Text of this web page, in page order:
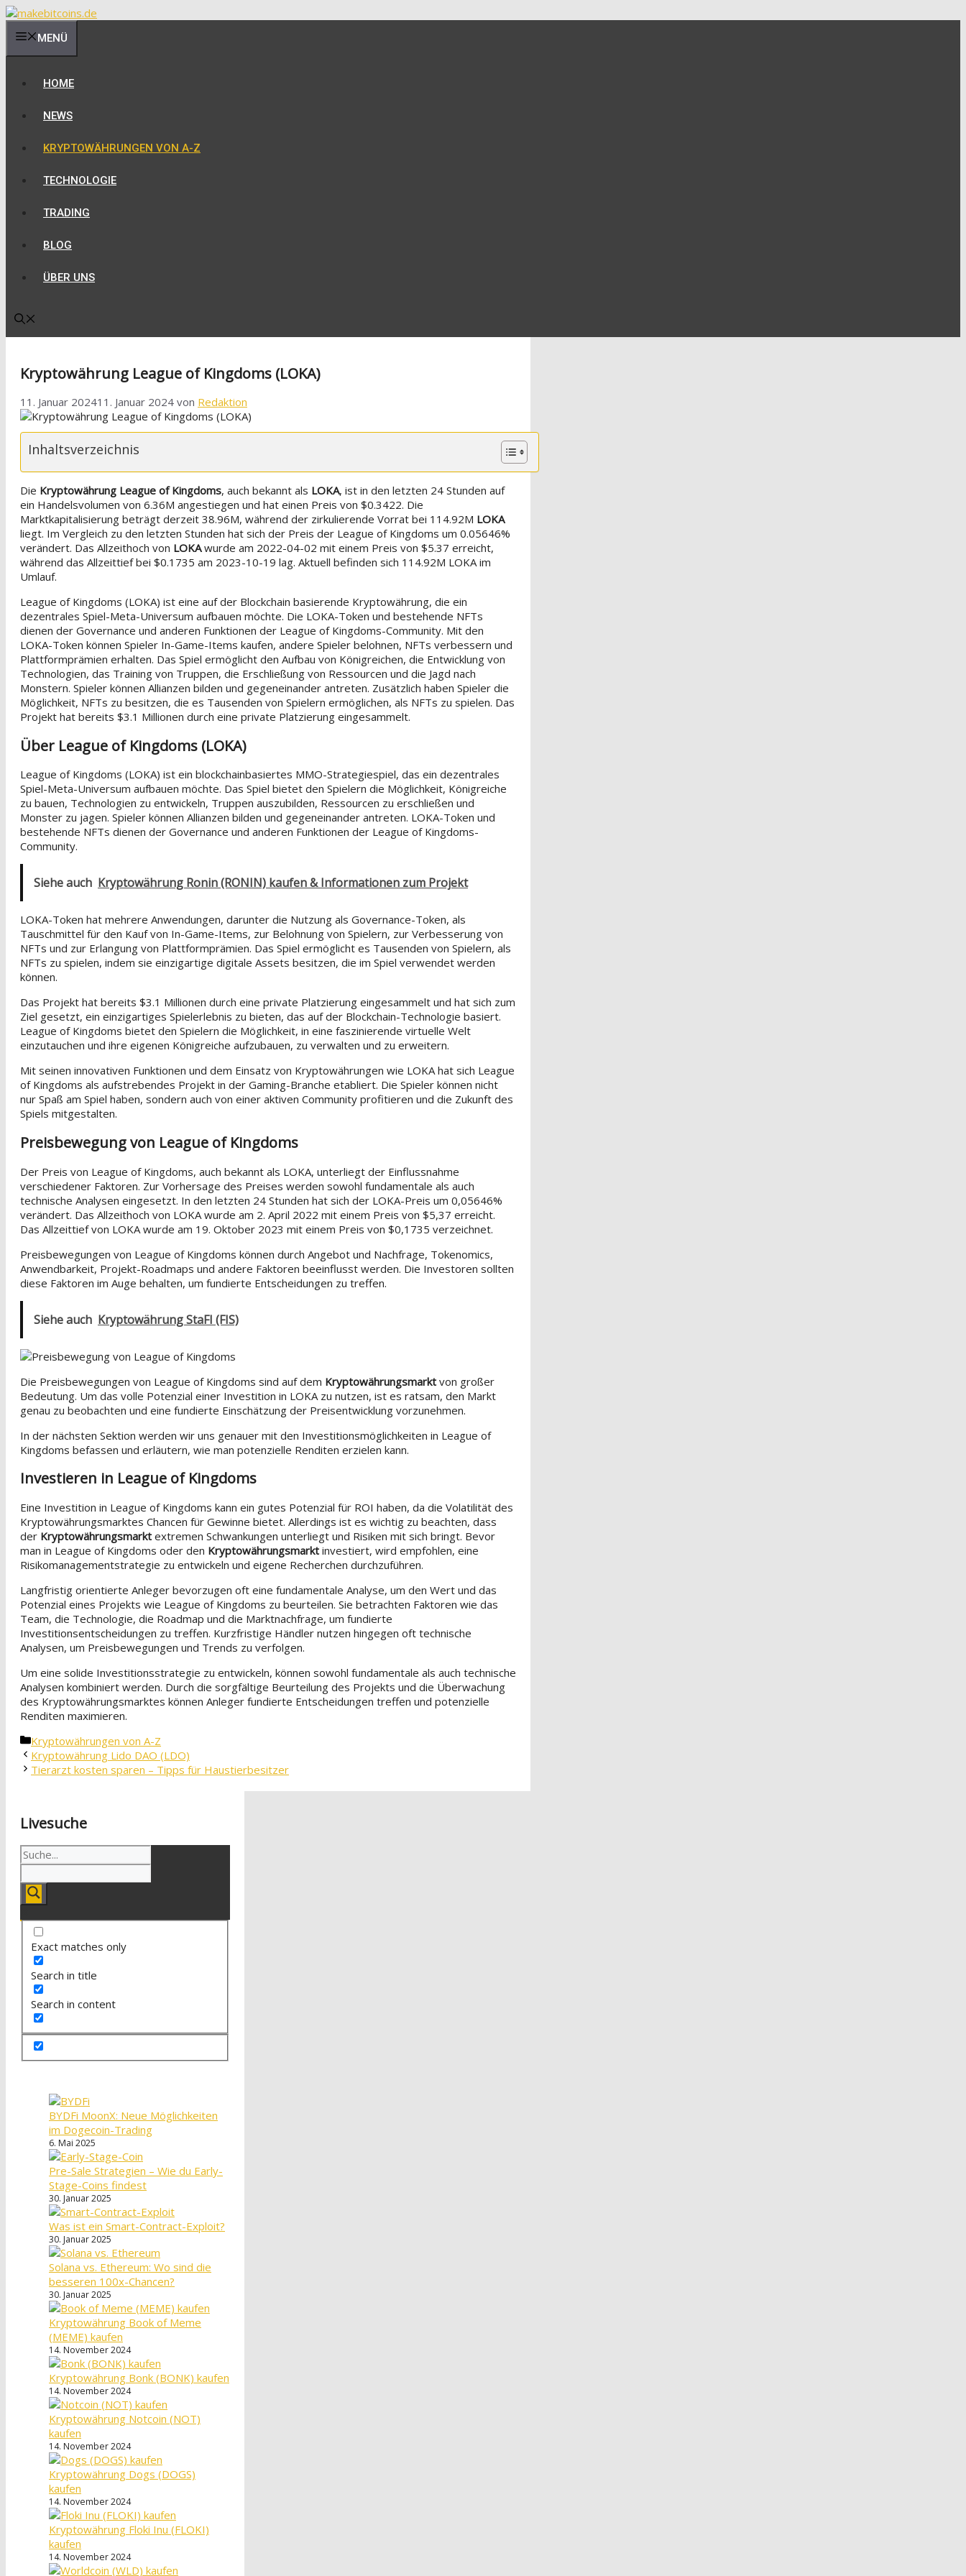
Zum
springenMENÜ
HOME
NEWS
KRYPTOWÄHRUNGEN VON A-Z
TECHNOLOGIE
TRADING
BLOG
ÜBER UNS
Kryptowährung League of Kingdoms (LOKA)
11. Januar 202411. Januar 2024 von Redaktion
Inhaltsverzeichnis
Die Kryptowährung League of Kingdoms, auch bekannt als LOKA, ist in den letzten 24 Stunden auf
ein Handelsvolumen von 6.36M angestiegen und hat einen Preis von $0.3422. Die
Marktkapitalisierung beträgt derzeit 38.96M, während der zirkulierende Vorrat bei 114.92M LOKA
liegt. Im Vergleich zu den letzten Stunden hat sich der Preis der League of Kingdoms um 0.05646%
verändert. Das Allzeithoch von LOKAwurde am 2022-04-02 mit einem Preis von $5.37 erreicht,
während das Allzeittief bei $0.1735 am 2023-10-19 lag. Aktuell befinden sich 114.92M LOKA im
Umlauf.
League of Kingdoms (LOKA) ist eine auf der Blockchain basierende Kryptowährung, die ein
dezentrales Spiel-Meta-Universum aufbauen möchte. Die LOKA-Token und bestehende NFTs
dienen der Governance und anderen Funktionen der League of Kingdoms-Community. Mit den
LOKA-Token können Spieler In-Game-Items kaufen, andere Spieler belohnen, NFTs verbessern und
Plattformprämien erhalten. Das Spiel ermöglicht den Aufbau von Königreichen, die Entwicklung von
Technologien, das Training von Truppen, die Erschließung von Ressourcen und die Jagd nach
Monstern. Spieler können Allianzen bilden und gegeneinander antreten. Zusätzlich haben Spieler die
Möglichkeit, NFTs zu besitzen, die es Tausenden von Spielern ermöglichen, als NFTs zu spielen. Das
Projekt hat bereits $3.1 Millionen durch eine private Platzierung eingesammelt.
Über League of Kingdoms (LOKA)
League of Kingdoms (LOKA) ist ein blockchainbasiertes MMO-Strategiespiel, das ein dezentrales
Spiel-Meta-Universum aufbauen möchte. Das Spiel bietet den Spielern die Möglichkeit, Königreiche
zu bauen, Technologien zu entwickeln, Truppen auszubilden, Ressourcen zu erschließen und
Monster zu jagen. Spieler können Allianzen bilden und gegeneinander antreten. LOKA-Token und
bestehende NFTs dienen der Governance und anderen Funktionen der League of Kingdoms-
Community.
Siehe auch Kryptowährung Ronin (RONIN) kaufen & Informationen zum Projekt
LOKA-Token hat mehrere Anwendungen, darunter die Nutzung als Governance-Token, als
Tauschmittel für den Kauf von In-Game-Items, zur Belohnung von Spielern, zur Verbesserung von
NFTs und zur Erlangung von Plattformprämien. Das Spiel ermöglicht es Tausenden von Spielern, als
NFTs zu spielen, indem sie einzigartige digitale Assets besitzen, die im Spiel verwendet werden
können.
Das Projekt hat bereits $3.1 Millionen durch eine private Platzierung eingesammelt und hat sich zum
Ziel gesetzt, ein einzigartiges Spielerlebnis zu bieten, das auf der Blockchain-Technologie basiert.
League of Kingdoms bietet den Spielern die Möglichkeit, in eine faszinierende virtuelle Welt
einzutauchen und ihre eigenen Königreiche aufzubauen, zu verwalten und zu erweitern.
Mit seinen innovativen Funktionen und dem Einsatz von Kryptowährungen wie LOKA hat sich League
of Kingdoms als aufstrebendes Projekt in der Gaming-Branche etabliert. Die Spieler können nicht
nur Spaß am Spiel haben, sondern auch von einer aktiven Community profitieren und die Zukunft des
Spiels mitgestalten.
Preisbewegung von League of Kingdoms
Der Preis von League of Kingdoms, auch bekannt als LOKA, unterliegt der Einflussnahme
verschiedener Faktoren. Zur Vorhersage des Preises werden sowohl fundamentale als auch
technische Analysen eingesetzt. In den letzten 24 Stunden hat sich der LOKA-Preis um 0,05646%
verändert. Das Allzeithoch von LOKA wurde am 2. April 2022 mit einem Preis von $5,37 erreicht.
Das Allzeittief von LOKA wurde am 19. Oktober 2023 mit einem Preis von $0,1735 verzeichnet.
Preisbewegungen von League of Kingdoms können durch Angebot und Nachfrage, Tokenomics,
Anwendbarkeit, Projekt-Roadmaps und andere Faktoren beeinflusst werden. Die Investoren sollten
diese Faktoren im Auge behalten, um fundierte Entscheidungen zu treffen.
Siehe auch Kryptowährung StaFI (FIS)
Die Preisbewegungen von League of Kingdoms sind auf dem Kryptowährungsmarkt von großer
Bedeutung. Um das volle Potenzial einer Investition in LOKA zu nutzen, ist es ratsam, den Markt
genau zu beobachten und eine fundierte Einschätzung der Preisentwicklung vorzunehmen.
In der nächsten Sektion werden wir uns genauer mit den Investitionsmöglichkeiten in League of
Kingdoms befassen und erläutern, wie man potenzielle Renditen erzielen kann.
Investieren in League of Kingdoms
Eine Investition in League of Kingdoms kann ein gutes Potenzial für ROI haben, da die Volatilität des
Kryptowährungsmarktes Chancen für Gewinne bietet. Allerdings ist es wichtig zu beachten, dass
der Kryptowährungsmarkt extremen Schwankungen unterliegt und Risiken mit sich bringt. Bevor
man in League of Kingdoms oder den Kryptowährungsmarkt investiert, wird empfohlen, eine
Risikomanagementstrategie zu entwickeln und eigene Recherchen durchzuführen.
Langfristig orientierte Anleger bevorzugen oft eine fundamentale Analyse, um den Wert und das
Potenzial eines Projekts wie League of Kingdoms zu beurteilen. Sie betrachten Faktoren wie das
Team, die Technologie, die Roadmap und die Marktnachfrage, um fundierte
Investitionsentscheidungen zu treffen. Kurzfristige Händler nutzen hingegen oft technische
Analysen, um Preisbewegungen und Trends zu verfolgen.
Um eine solide Investitionsstrategie zu entwickeln, können sowohl fundamentale als auch technische
Analysen kombiniert werden. Durch die sorgfältige Beurteilung des Projekts und die Überwachung
des Kryptowährungsmarktes können Anleger fundierte Entscheidungen treffen und potenzielle
Renditen maximieren.
Kategorien
Kryptowährungen von A-Z
Kryptowährung Lido DAO (LDO)
Tierarzt kosten sparen – Tipps für Haustierbesitzer
Livesuche
Exact matches only
Search in title
Search in content
BYDFi MoonX: Neue Möglichkeiten
im Dogecoin-Trading
6. Mai 2025
Pre-Sale Strategien – Wie du Early-
Stage-Coins findest
30. Januar 2025
Was ist ein Smart-Contract-Exploit?
30. Januar 2025
Solana vs. Ethereum: Wo sind die
besseren 100x-Chancen?
30. Januar 2025
Kryptowährung Book of Meme
(MEME) kaufen
14. November 2024
Kryptowährung Bonk (BONK) kaufen
14. November 2024
Kryptowährung Notcoin (NOT)
kaufen
14. November 2024
Kryptowährung Dogs (DOGS)
kaufen
14. November 2024
Kryptowährung Floki Inu (FLOKI)
kaufen
14. November 2024